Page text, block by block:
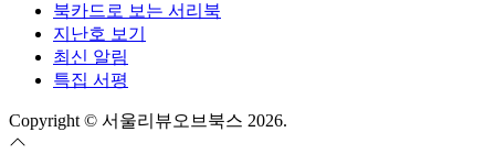
북카드로 보는 서리북
지난호 보기
최신 알림
특집 서평
Copyright © 서울리뷰오브북스 2026.